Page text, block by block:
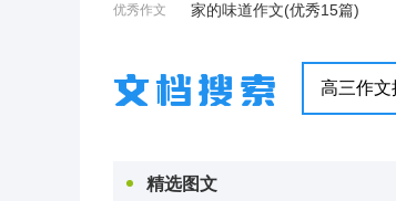
优秀作文 家的味道作文(优秀15篇)
精选图文